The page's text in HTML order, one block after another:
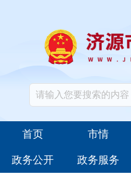
首页 市情
政务公开 政务服务